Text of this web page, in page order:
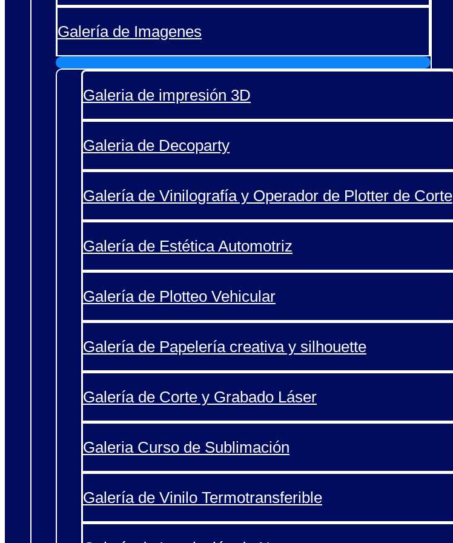
Galería de Imagenes
Galeria de impresión 3D
Galeria de Decoparty
Galería de Vinilografía y Operador de Plotter de Corte
Galería de Estética Automotriz
Galería de Plotteo Vehicular
Galería de Papelería creativa y silhouette
Galería de Corte y Grabado Láser
Galeria Curso de Sublimación
Galería de Vinilo Termotransferible